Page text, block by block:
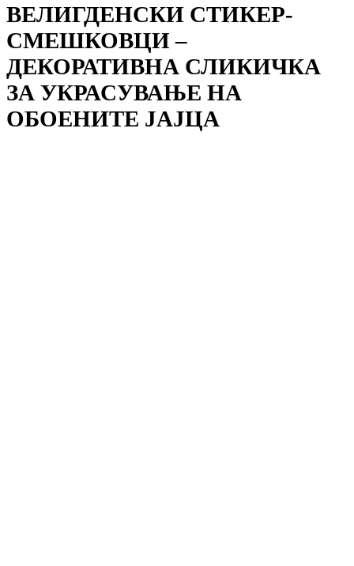
ВЕЛИГДЕНСКИ СТИКЕР-
СМЕШКОВЦИ –
ДЕКОРАТИВНА СЛИКИЧКА
ЗА УКРАСУВАЊЕ НА
ОБОЕНИТЕ ЈАЈЦА